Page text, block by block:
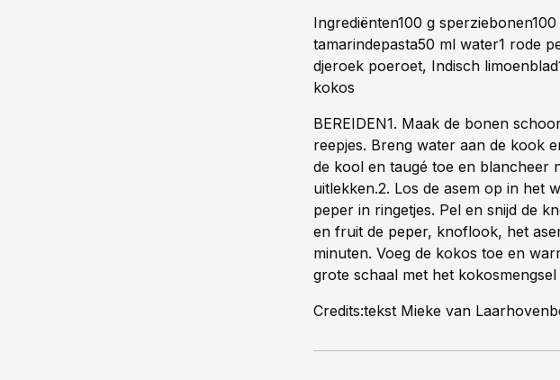
Ingrediënten100 g
tamarindepasta50 ml water1 rode
djeroek poeroet, Indisch
kokos
BEREIDEN1. Maak de bonen
reepjes. Breng water aan de kook
de kool en taugé toe en blancheer
uitlekken.2. Los de asem op in het
peper in ringetjes. Pel en snijd de
en fruit de peper, knoflook, het
minuten. Voeg de kokos toe en
grote schaal met het
Credits:tekst Mieke van